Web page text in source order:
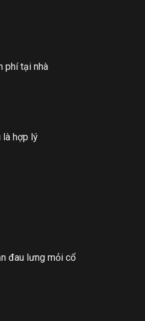
phí tại nhà
là hợp lý
đau lưng mỏi cổ